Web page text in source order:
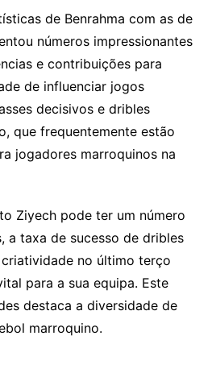
de Benrahma com as de
números impressionantes
e contribuições para
de influenciar jogos
decisivos e dribles
que frequentemente estão
jogadores marroquinos na
Ziyech pode ter um número
a taxa de sucesso de dribles
criatividade no último terço
para a sua equipa. Este
destaca a diversidade de
marroquino.